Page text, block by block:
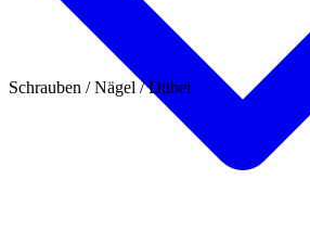
Schrauben / Nägel / Dübel